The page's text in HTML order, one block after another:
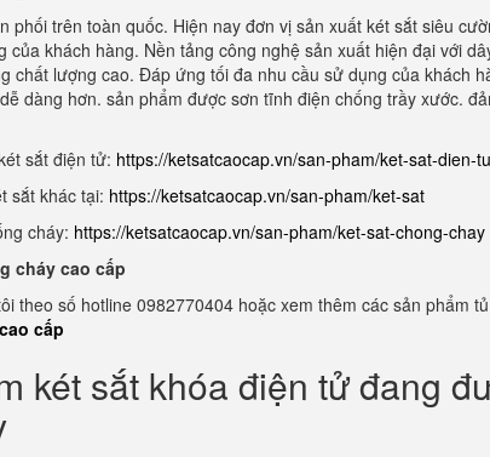
phối trên toàn quốc. Hiện nay đơn vị sản xuất két sắt siêu
của khách hàng. Nền tảng công nghệ sản xuất hiện đại với
chất lượng cao. Đáp ứng tối đa nhu cầu sử dụng của khách
dàng hơn. sản phẩm được sơn tĩnh điện chống trầy xước.
sắt điện tử: https://ketsatcaocap.vn/san-pham/ket-sat-dien-tu
sắt khác tại: https://ketsatcaocap.vn/san-pham/ket-sat
cháy: https://ketsatcaocap.vn/san-pham/ket-sat-chong-chay
cháy cao cấp
theo số hotline 0982770404 hoặc xem thêm các sản phẩm
cấp
két sắt khóa điện tử đang